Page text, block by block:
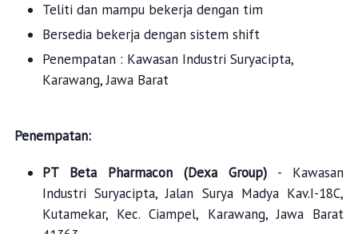
Teliti dan mampu bekerja dengan tim
Bersedia bekerja dengan sistem shift
Penempatan : Kawasan Industri Suryacipta,
Karawang, Jawa Barat
Penempatan:
PT Beta Pharmacon (Dexa Group) - Kawasan
Industri Suryacipta,Jalan Surya Madya Kav.I-18C,
Kutamekar, Kec. Ciampel, Karawang, Jawa Barat